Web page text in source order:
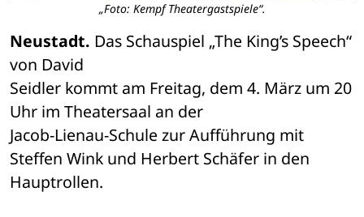
„Foto: Kempf Theatergastspiele“.
Neustadt. Das Schauspiel „The King’s Speech“
von David
Seidler kommt am Freitag, dem 4. März um 20
Uhr im Theatersaal an der
Jacob-Lienau-Schule zur Aufführung mit
Steffen Wink und Herbert Schäfer in den
Hauptrollen.